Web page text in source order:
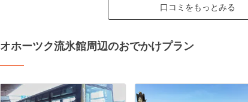
口コミをもっとみる
オホーツク流氷館周辺のおでかけプラン